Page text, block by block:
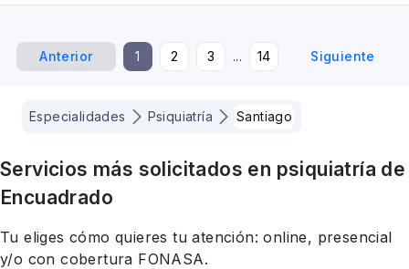
Anterior 1 2 3 ... 14 Siguiente
Especialidades Psiquiatría Santiago
Servicios más solicitados en psiquiatría de
Encuadrado
Tu eliges cómo quieres tu atención: online, presencial
y/o con cobertura FONASA.